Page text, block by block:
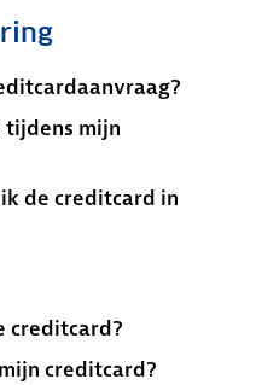
tijdens mijn
de creditcard in
creditcard?
creditcard?